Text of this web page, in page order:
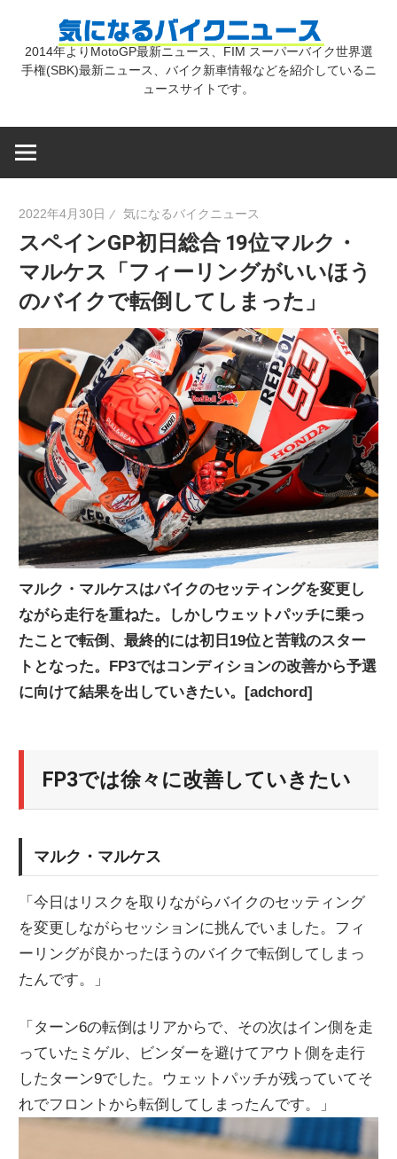
気
バ
イ
ク
ニ
ュ
ー
ス
2014年よりMotoGP最新ニュース、FIM スーパーバイク世界選
手権(SBK)最新ニュース、バイク新車情報などを紹介しているニ
ュースサイトです。
2022年4月30日 気になるバイクニュース
スペインGP初日総合 19位マルク・
マルケス「フィーリングがいいほう
のバイクで転倒してしまった」
マルク・マルケスはバイクのセッティングを変更し
ながら走行を重ねた。しかしウェットパッチに乗っ
たことで転倒、最終的には初日19位と苦戦のスター
トとなった。FP3ではコンディションの改善から予選
に向けて結果を出していきたい。[adchord]
FP3では徐々に改善していきたい
マルク・マルケス
「今日はリスクを取りながらバイクのセッティング
を変更しながらセッションに挑んでいました。フィ
ーリングが良かったほうのバイクで転倒してしまっ
たんです。」
「ターン6の転倒はリアからで、その次はイン側を走
っていたミゲル、ビンダーを避けてアウト側を走行
したターン9でした。ウェットパッチが残っていてそ
れでフロントから転倒してしまったんです。」